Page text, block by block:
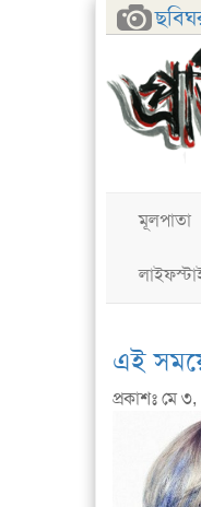
মূলপাতা
এই
প্রকাশঃ মে